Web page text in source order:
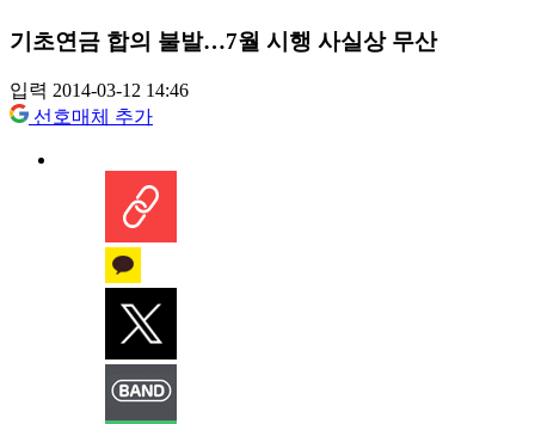
기초연금 합의 불발…7월 시행 사실상 무산
입력 2014-03-12 14:46
선호매체 추가